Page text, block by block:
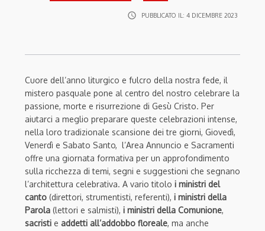
access_time PUBBLICATO IL: 4 DICEMBRE 2023
Cuore dell’anno liturgico e fulcro della nostra fede, il
mistero pasquale pone al centro del nostro celebrare la
passione, morte e risurrezione di Gesù Cristo. Per
aiutarci a meglio preparare queste celebrazioni intense,
nella loro tradizionale scansione dei tre giorni, Giovedì,
Venerdì e Sabato Santo, l’Area Annuncio e Sacramenti
offre una giornata formativa per un approfondimento
sulla ricchezza di temi, segni e suggestioni che segnano
l’architettura celebrativa. A vario titolo i ministri del
canto (direttori, strumentisti, referenti), i ministri della
Parola (lettori e salmisti), i ministri della Comunione,
sacristi e addetti all’addobbo floreale, ma anche